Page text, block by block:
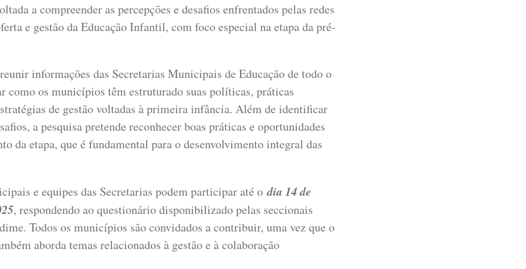
a compreender as percepções e desafios enfrentados pelas redes
e gestão da Educação Infantil, com foco especial na etapa da pré-
informações das Secretarias Municipais de Educação de todo o
como os municípios têm estruturado suas políticas, práticas
de gestão voltadas à primeira infância. Além de identificar
a pesquisa pretende reconhecer boas práticas e oportunidades
da etapa, que é fundamental para o desenvolvimento integral das
e equipes das Secretarias podem participar até odia 14 de
, respondendo ao questionário disponibilizado pelas seccionais
Todos os municípios são convidados a contribuir, uma vez que o
aborda temas relacionados à gestão e à colaboração